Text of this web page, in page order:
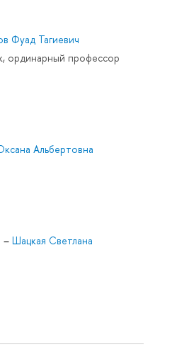
Фуад Тагиевич
ординарный профессор
Альбертовна
– Шацкая Светлана